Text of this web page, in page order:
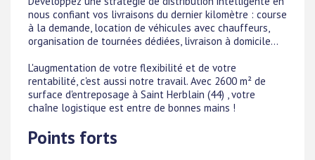
nous confiant vos livraisons du dernier kilomètre : course
à la demande, location de véhicules avec chauffeurs,
organisation de tournées dédiées, livraison à domicile...
L'augmentation de votre flexibilité et de votre
rentabilité, c'est aussi notre travail. Avec 2600 m² de
surface d'entreposage à Saint Herblain (44) , votre
chaîne logistique est entre de bonnes mains !
Points forts